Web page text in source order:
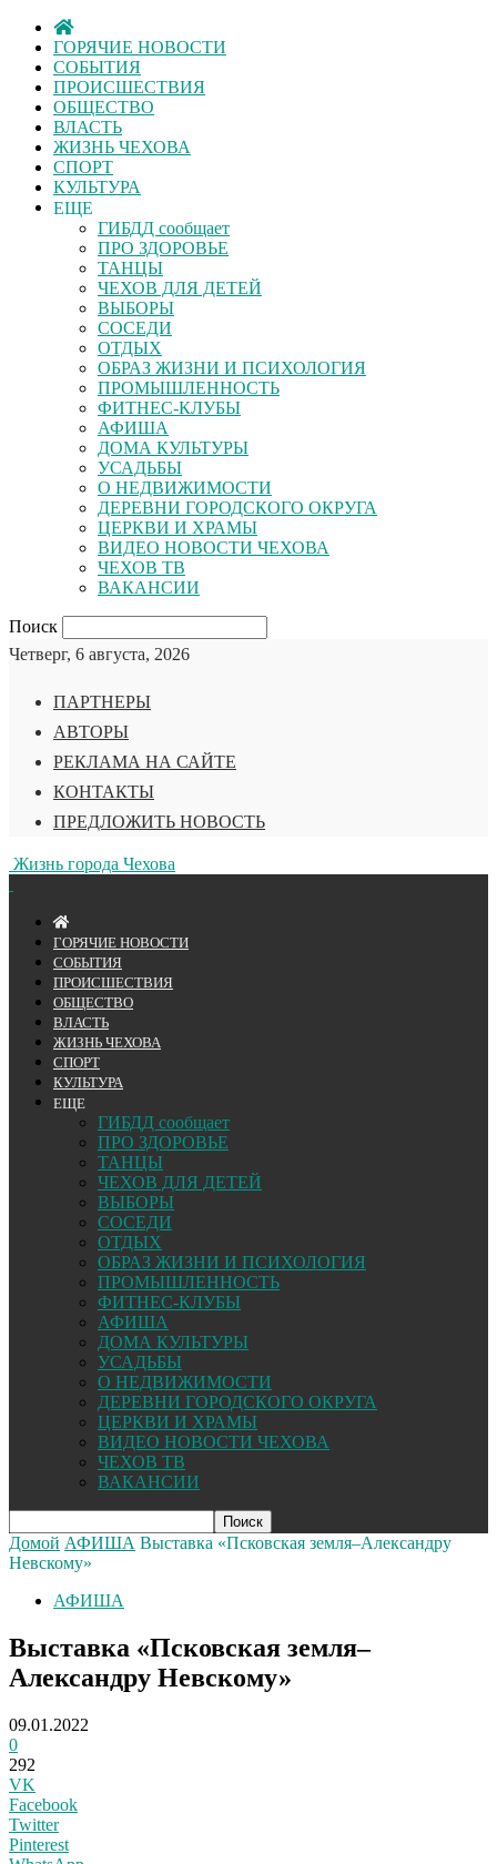
ГОРЯЧИЕ НОВОСТИ
СОБЫТИЯ
ПРОИСШЕСТВИЯ
ОБЩЕСТВО
ВЛАСТЬ
ЖИЗНЬ ЧЕХОВА
СПОРТ
КУЛЬТУРА
ЕЩЕ
ГИБДД сообщает
ПРО ЗДОРОВЬЕ
ТАНЦЫ
ЧЕХОВ ДЛЯ ДЕТЕЙ
ВЫБОРЫ
СОСЕДИ
ОТДЫХ
ОБРАЗ ЖИЗНИ И ПСИХОЛОГИЯ
ПРОМЫШЛЕННОСТЬ
ФИТНЕС-КЛУБЫ
АФИША
ДОМА КУЛЬТУРЫ
УСАДЬБЫ
О НЕДВИЖИМОСТИ
ДЕРЕВНИ ГОРОДСКОГО ОКРУГА
ЦЕРКВИ И ХРАМЫ
ВИДЕО НОВОСТИ ЧЕХОВА
ЧЕХОВ ТВ
ВАКАНСИИ
Поиск
Четверг, 6 августа, 2026
ПАРТНЕРЫ
АВТОРЫ
РЕКЛАМА НА САЙТЕ
КОНТАКТЫ
ПРЕДЛОЖИТЬ НОВОСТЬ
Жизнь города Чехова
ГОРЯЧИЕ НОВОСТИ
СОБЫТИЯ
ПРОИСШЕСТВИЯ
ОБЩЕСТВО
ВЛАСТЬ
ЖИЗНЬ ЧЕХОВА
СПОРТ
КУЛЬТУРА
ЕЩЕ
ГИБДД сообщает
ПРО ЗДОРОВЬЕ
ТАНЦЫ
ЧЕХОВ ДЛЯ ДЕТЕЙ
ВЫБОРЫ
СОСЕДИ
ОТДЫХ
ОБРАЗ ЖИЗНИ И ПСИХОЛОГИЯ
ПРОМЫШЛЕННОСТЬ
ФИТНЕС-КЛУБЫ
АФИША
ДОМА КУЛЬТУРЫ
УСАДЬБЫ
О НЕДВИЖИМОСТИ
ДЕРЕВНИ ГОРОДСКОГО ОКРУГА
ЦЕРКВИ И ХРАМЫ
ВИДЕО НОВОСТИ ЧЕХОВА
ЧЕХОВ ТВ
ВАКАНСИИ
Домой АФИША Выставка «Псковская земля–Александру
Невскому»
АФИША
Выставка «Псковская земля–
Александру Невскому»
09.01.2022
0
292
VK
Facebook
Twitter
Pinterest